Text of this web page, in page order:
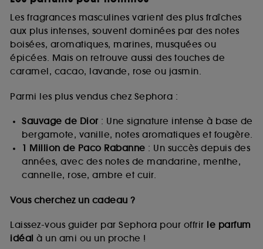
Les fragrances masculines varient des plus fraîches
aux plus intenses, souvent dominées par des notes
boisées, aromatiques, marines, musquées ou
épicées. Mais on retrouve aussi des touches de
caramel, cacao, lavande, rose ou jasmin.
Parmi les plus vendus chez Sephora :
Sauvage de Dior: Une signature intense à base de
bergamote, vanille, notes aromatiques et fougère.
1 Million de Paco Rabanne : Un succès depuis des
années, avec des notes de mandarine, menthe,
cannelle, rose, ambre et cuir.
Vous cherchez un cadeau ?
Laissez-vous guider par Sephora pour offrir le parfum
idéal à un ami ou un proche !